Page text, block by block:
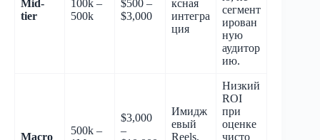
Mid-
tier
100k –
500k
$500 –
$3,000
ксная
интегра
ция
сегмент
ирован
ную
аудитор
ию.
Macro
500k –
$3,000
–
Имидж
евый
Reels,
Низкий
ROI
при
оценке
чисто